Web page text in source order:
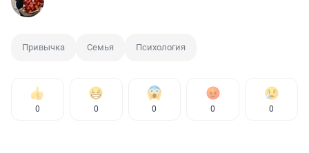
Привычка Семья Психология
0 0 0 0 0